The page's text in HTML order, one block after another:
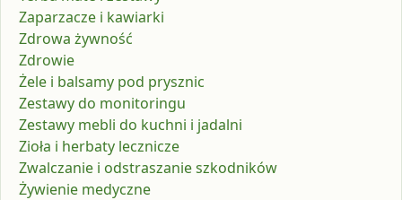
Zaparzacze i kawiarki
Zdrowa żywność
Zdrowie
Żele i balsamy pod prysznic
Zestawy do monitoringu
Zestawy mebli do kuchni i jadalni
Zioła i herbaty lecznicze
Zwalczanie i odstraszanie szkodników
Żywienie medyczne